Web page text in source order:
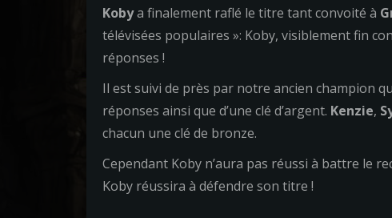
Kobya finalement raflé le titre tant convoité à
télévisées populaires »: Koby, visiblement fin
réponses !
Il est suivi de près par notre ancien champion
réponses ainsi que d’une clé d’argent. Kenzie,
chacun une clé de bronze.
Cependant Koby n’aura pas réussi à battre le
Koby réussira à défendre son titre !